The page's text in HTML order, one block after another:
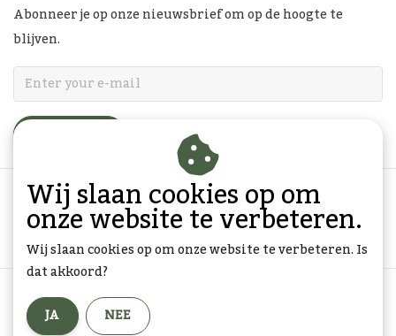
Abonneer je op onze nieuwsbrief om op de hoogte te
blijven.
Algemene voorwaarden
Wij slaan cookies op om
onze website te verbeteren.
Wij slaan cookies op om onze website te verbeteren. Is
dat akkoord?
JA
NEE